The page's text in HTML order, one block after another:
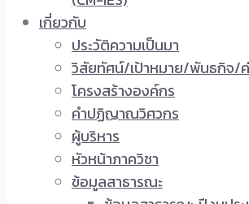
เกี่ยวกับ
ประวัติความเป็นมา
วิสัยทัศน์/เป้าหมาย/พันธกิจ/
โครงสร้างองค์กร
คำปฏิญาณวิศวกร
ผู้บริหาร
หัวหน้าภาควิชา
ข้อมูลสาธารณะ